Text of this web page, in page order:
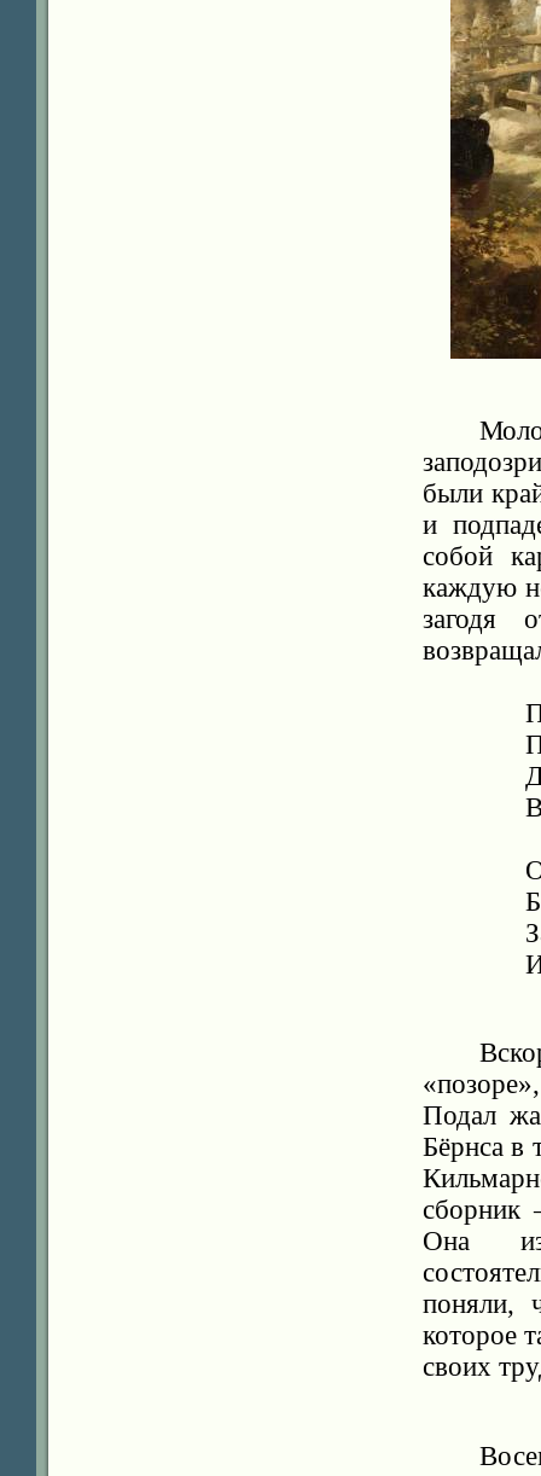
были
и
собой
каждую
загодя
Подал
Бёрнса в
сборник
Она
поняли,
которое
своих